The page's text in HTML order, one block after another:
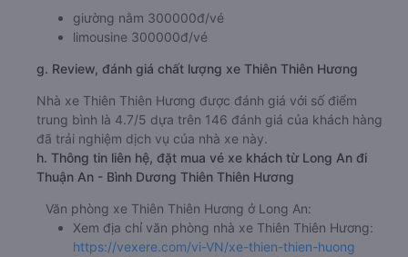
giường nằm 300000đ/vé
limousine 300000đ/vé
g. Review, đánh giá chất lượng xe Thiên Thiên Hương
Nhà xe Thiên Thiên Hương được đánh giá với số điểm
trung bình là 4.7/5 dựa trên 146 đánh giá của khách hàng
đã trải nghiệm dịch vụ của nhà xe này.
h. Thông tin liên hệ, đặt mua vé xe khách từ Long An đi
Thuận An - Bình Dương Thiên Thiên Hương
Văn phòng xe Thiên Thiên Hương ở Long An:
Xem địa chỉ văn phòng nhà xe Thiên Thiên Hương:
https://vexere.com/vi-VN/xe-thien-thien-huong